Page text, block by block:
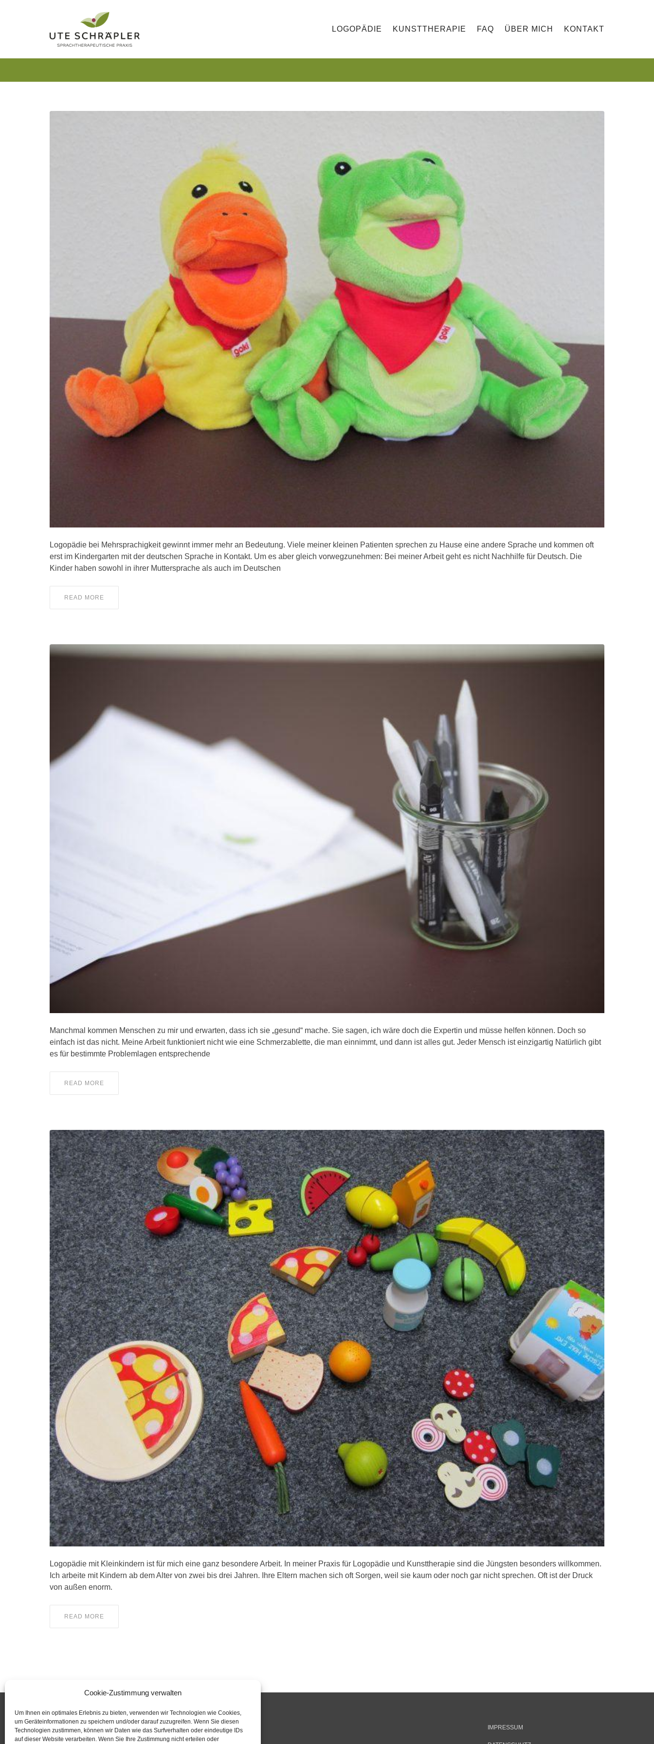
Cookie-Zustimmung verwalten
Um Ihnen ein optimales Erlebnis zu bieten, verwenden wir Technologien wie Cookies,
um Geräteinformationen zu speichern und/oder darauf zuzugreifen. Wenn Sie diesen
Technologien zustimmen, können wir Daten wie das Surfverhalten oder eindeutige IDs
auf dieser Website verarbeiten. Wenn Sie Ihre Zustimmung nicht erteilen oder
LOGOPÄDIE KUNSTTHERAPIE FAQ ÜBER MICH KONTAKT
Logopädie bei Mehrsprachigkeit gewinnt immer mehr an Bedeutung. Viele meiner kleinen Patienten sprechen zu Hause eine andere Sprache und kommen oft
erst im Kindergarten mit der deutschen Sprache in Kontakt. Um es aber gleich vorwegzunehmen: Bei meiner Arbeit geht es nicht Nachhilfe für Deutsch. Die
Kinder haben sowohl in ihrer Muttersprache als auch im Deutschen
READ MORE
Manchmal kommen Menschen zu mir und erwarten, dass ich sie „gesund“ mache. Sie sagen, ich wäre doch die Expertin und müsse helfen können. Doch so
einfach ist das nicht. Meine Arbeit funktioniert nicht wie eine Schmerzablette, die man einnimmt, und dann ist alles gut. Jeder Mensch ist einzigartig Natürlich gibt
es für bestimmte Problemlagen entsprechende
READ MORE
Logopädie mit Kleinkindern ist für mich eine ganz besondere Arbeit. In meiner Praxis für Logopädie und Kunsttherapie sind die Jüngsten besonders willkommen.
Ich arbeite mit Kindern ab dem Alter von zwei bis drei Jahren. Ihre Eltern machen sich oft Sorgen, weil sie kaum oder noch gar nicht sprechen. Oft ist der Druck
von außen enorm.
READ MORE
Dr. Ute Schräpler
Sprachtherapeutische Praxis
KURSANFRAGE IMPRESSUM